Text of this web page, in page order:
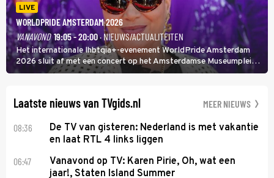
LIVE
WORLDPRIDE AMSTERDAM 2026
VANAVOND 19:05 - 20:00· NIEUWS/ACTUALITEITEN
Het internationale lhbtqia+-evenement WorldPride Amsterdam
2026 sluit af met een concert op het Amsterdamse Museumplein.
Anita Doth is een van de optredende artiesten. In de jaren 90
Laatste nieuws van TVgids.nl MEER NIEUWS
08:36
De TV van gisteren: Nederland is met vakantie
en laat RTL 4 links liggen
06:47
Vanavond op TV: Karen Pirie, Oh, wat een
jaar!, Staten Island Summer